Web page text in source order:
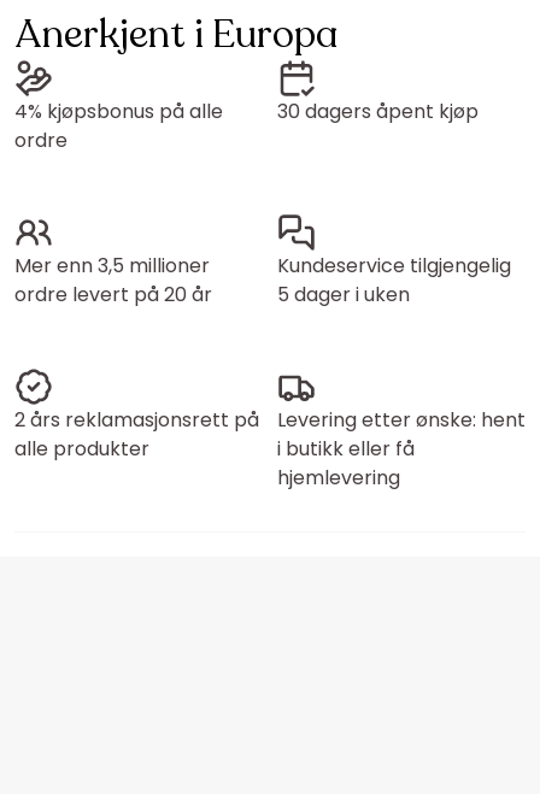
Anerkjent i Europa
4% kjøpsbonus på alle
ordre
30 dagers åpent kjøp
Mer enn 3,5 millioner
ordre levert på 20 år
Kundeservice tilgjengelig
5 dager i uken
2 års reklamasjonsrett på
alle produkter
Levering etter ønske: hent
i butikk eller få
hjemlevering